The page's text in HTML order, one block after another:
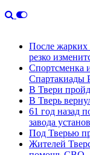
После жарких
резко
Спортсменка
Спартакиады
В Твери
В Тверь
61 год назад
завода
Под Тверью
Жителей